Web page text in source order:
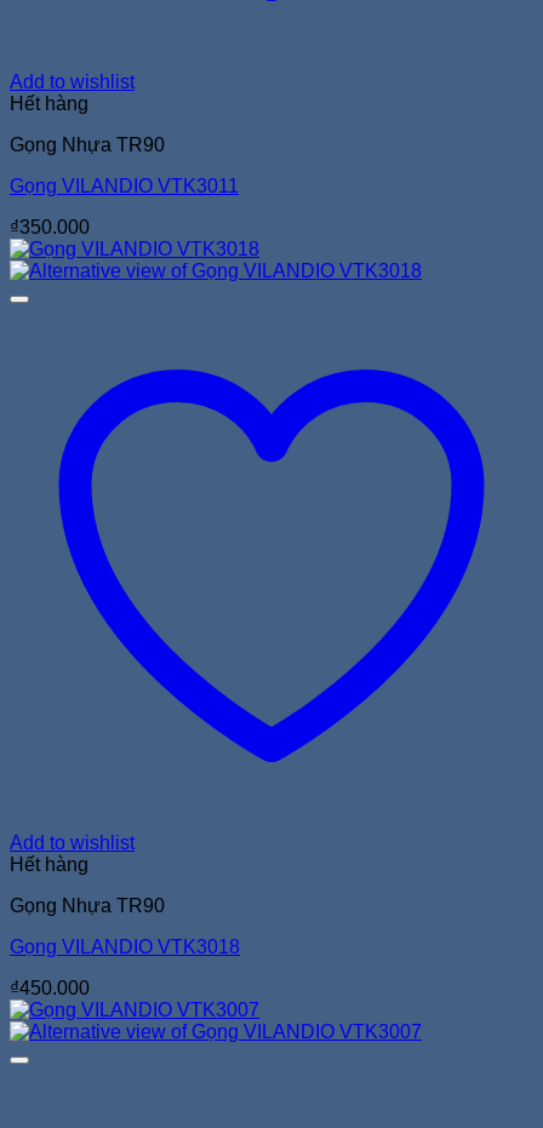
Add to wishlist
Hết hàng
Gọng Nhựa TR90
Gọng VILANDIO VTK3011
₫350.000
Add to wishlist
Hết hàng
Gọng Nhựa TR90
Gọng VILANDIO VTK3018
₫450.000